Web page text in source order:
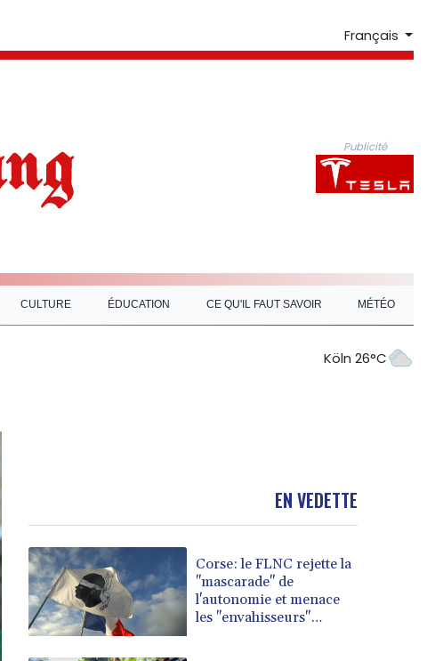
Français
Publicité
CULTURE ÉDUCATION CE QU'IL FAUT SAVOIR MÉTÉO
Köln 26°C
EN VEDETTE
Corse: le FLNC rejette la
"mascarade" de
l'autonomie et menace
les "envahisseurs"